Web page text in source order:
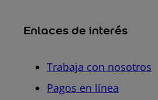
Enlaces de interés
Trabaja con nosotros
Pagos en línea